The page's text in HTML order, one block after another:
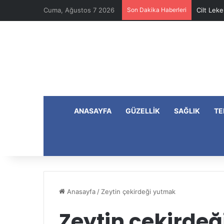
Cuma, Ağustos 7 2026 Son Dakika Haberleri Cilt
ANASAYFA GÜZELLIK SAĞLIK
Anasayfa / Zeytin çekirdeği yutmak